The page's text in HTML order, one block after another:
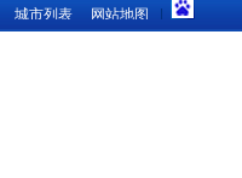
城市列表 网站地图